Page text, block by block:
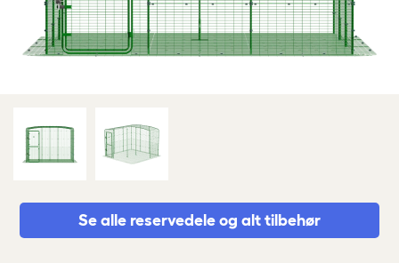
Se alle reservedele og alt tilbehør